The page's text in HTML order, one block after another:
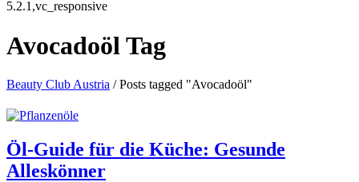
5.2.1,vc_responsive
Avocadoöl Tag
Beauty Club Austria /Posts tagged "Avocadoöl"
Öl-Guide für die Küche: Gesunde
Alleskönner